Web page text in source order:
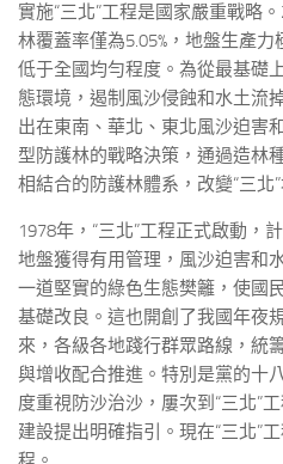
實施“三北”工程是國家嚴重戰略
林覆蓋率僅為5.05%，地盤生產
低于全國均勻程度。為從最基礎
態環境，遏制風沙侵蝕和水土流
出在東南、華北、東北風沙迫害
型防護林的戰略決策，通過造林
相結合的防護林體系，改變“三北
1978年，“三北”工程正式啟動，
地盤獲得有用管理，風沙迫害和
一道堅實的綠色生態樊籬，使國
基礎改良。這也開創了我國年夜
來，各級各地踐行群眾路線，統
與增收配合推進。特別是黨的十
度重視防沙治沙，屢次到“三北”
建設提出明確指引。現在“三北”